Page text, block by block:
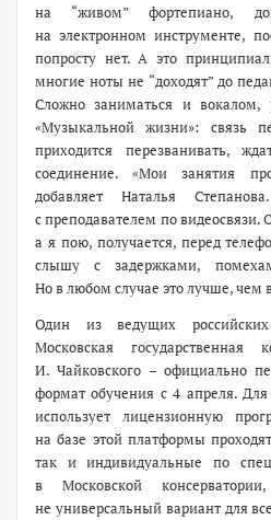
на “живом” фортепиано,
на электронном инструменте,
попросту нет. А это
многие ноты не “доходят” до
Сложно заниматься и вокалом,
«Музыкальной жизни»: связь
приходится перезванивать,
соединение. «Мои занятия
добавляет Наталья
с преподавателем по видеосвязи.
а я пою, получается, перед
слышу с задержками,
Но в любом случае это лучше, чем
Один из ведущих
Московская
И. Чайковского – официально
формат обучения с 4 апреля.
использует лицензионную
на базе этой платформы
так и индивидуальные по
в Московской
не универсальный вариант для